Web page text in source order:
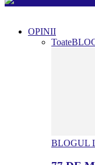
OPINII
Toate
BLOGUL